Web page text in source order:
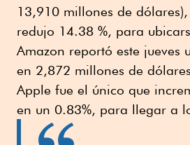
13,910 millones de
redujo 14.38 %, para
Amazon reportó este jueves
en 2,872 millones de
Apple fue el único que
en un 0.83%, para llegar a